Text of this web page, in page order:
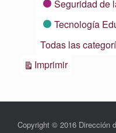
Seguridad de
Tecnología
Todas las
ImprimirVistas
Copyright © 2016 Dirección